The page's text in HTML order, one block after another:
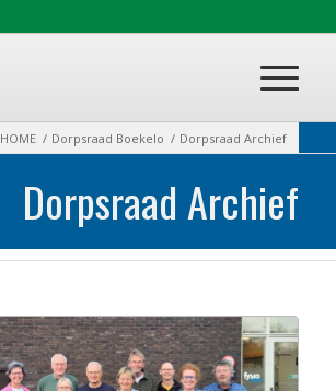
HOME / Dorpsraad Boekelo / Dorpsraad Archief
Dorpsraad Archief